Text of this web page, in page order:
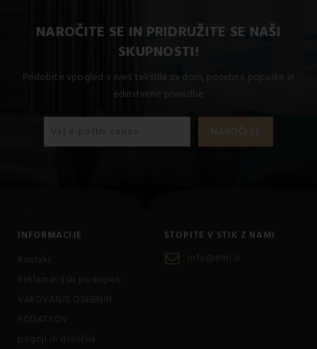
NAROČITE SE IN PRIDRUŽITE SE NAŠI
SKUPNOSTI!
Pridobite vpogled v svet tekstila za dom, posebne popuste in
edinstvene ponudbe
INFORMACIJE
Kontakt
Reklamacijski postopek
VAROVANJE OSEBNIH
PODATKOV
pogoji in določila
STOPITE V STIK Z NAMI
info@emi.si